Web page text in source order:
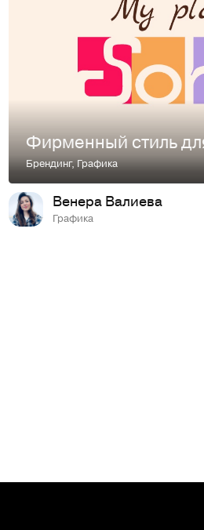
Брендинг,Графика
Венера Валиева
Графика